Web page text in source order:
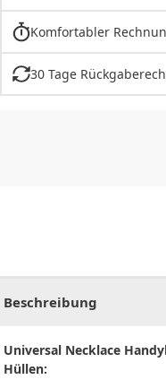
Komfortabler
30 Tage
Beschreibung
Universal Necklace
Hüllen: